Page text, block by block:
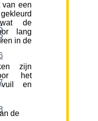
van een
de
lang
in de
zijn
het
en